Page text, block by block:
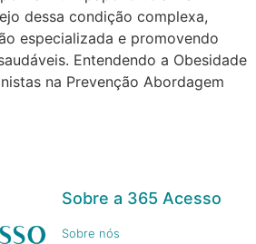
dessa condição complexa,
especializada e promovendo
Entendendo a Obesidade
na Prevenção Abordagem
Sobre a 365 Acesso
Sobre nós